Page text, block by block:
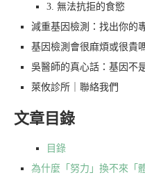
3. 無法抗拒的食慾
減重基因檢測：找出你的
基因檢測會很麻煩或很貴
吳醫師的真心話：基因不
萊攸診所｜聯絡我們
文章目錄
目錄
為什麼「努力」換不來「